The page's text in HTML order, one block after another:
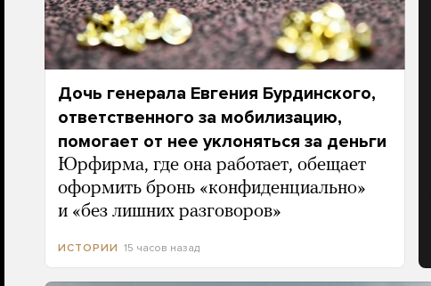
Дочь генерала Евгения Бурдинского,
ответственного за мобилизацию,
помогает от нее уклоняться за деньги
Юрфирма, где она работает, обещает
оформить бронь «конфиденциально»
и «без лишних разговоров»
ИСТОРИИ 15 часов назад